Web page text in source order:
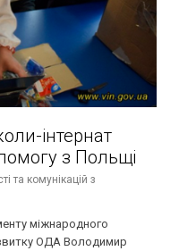
інтернат
з Польщі
та комунікацій з
міжнародного
ОДА Володимир